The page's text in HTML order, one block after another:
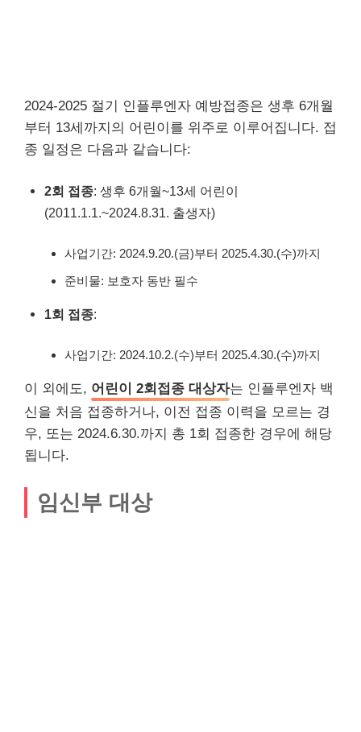
2024-2025 절기 인플루엔자 예방접종은 생후 6개월
부터 13세까지의 어린이를 위주로 이루어집니다. 접
종 일정은 다음과 같습니다:
2회 접종: 생후 6개월~13세 어린이
(2011.1.1.~2024.8.31. 출생자)
사업기간: 2024.9.20.(금)부터 2025.4.30.(수)까지
준비물: 보호자 동반 필수
1회 접종:
사업기간: 2024.10.2.(수)부터 2025.4.30.(수)까지
이 외에도, 어린이 2회접종 대상자는 인플루엔자 백
신을 처음 접종하거나, 이전 접종 이력을 모르는 경
우, 또는 2024.6.30.까지 총 1회 접종한 경우에 해당
됩니다.
임신부 대상